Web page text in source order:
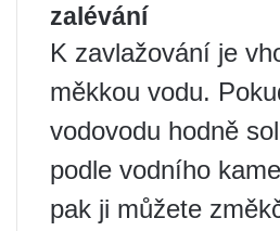
zalévání
K zavlažování je
měkkou vodu.
vodovodu hodně
podle vodního
pak ji můžete